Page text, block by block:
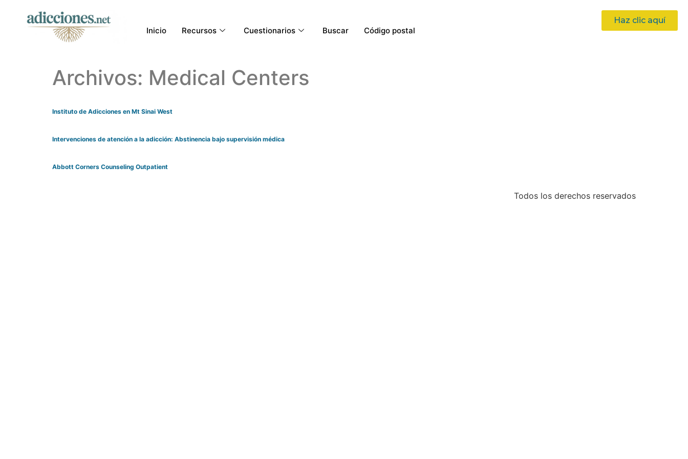
Inicio Recursos Cuestionarios Buscar Código postal
Haz clic aquí
Archivos: Medical Centers
Instituto de Adicciones en Mt Sinai West
Intervenciones de atención a la adicción: Abstinencia bajo supervisión médica
Abbott Corners Counseling Outpatient
Todos los derechos reservados